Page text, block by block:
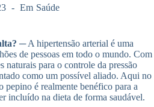
Em Saúde
─ A hipertensão arterial é uma
de pessoas em todo o mundo. Com
naturais para o controle da pressão
como um possível aliado. Aqui no
pepino é realmente benéfico para a
incluído na dieta de forma saudável.